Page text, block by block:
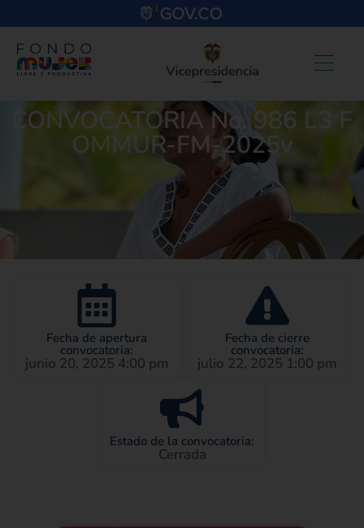
CONVOCATORIA No. 986 L3 F
OMMUR-FM-2025v
Fecha de apertura
convocatoria:
junio 20, 2025 4:00 pm
Fecha de cierre
convocatoria:
julio 22, 2025 1:00 pm
Estado de la convocatoria:
Cerrada